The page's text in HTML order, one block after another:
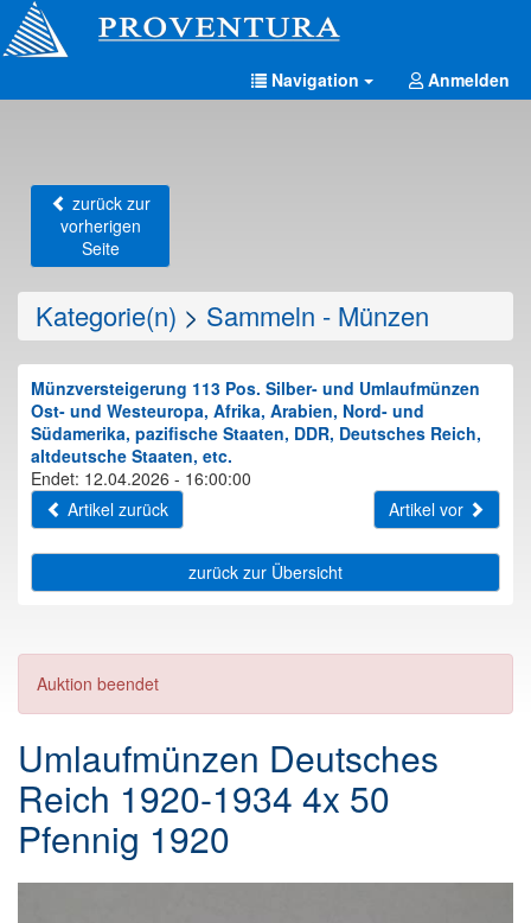
Navigation Anmelden
zurück zur
vorherigen
Seite
Kategorie(n) > Sammeln - Münzen
Münzversteigerung 113 Pos. Silber- und Umlaufmünzen
Ost- und Westeuropa, Afrika, Arabien, Nord- und
Südamerika, pazifische Staaten, DDR, Deutsches Reich,
altdeutsche Staaten, etc.
Endet: 12.04.2026 - 16:00:00
Artikel zurück
Artikel vor
zurück zur Übersicht
Auktion beendet
Umlaufmünzen Deutsches
Reich 1920-1934 4x 50
Pfennig 1920